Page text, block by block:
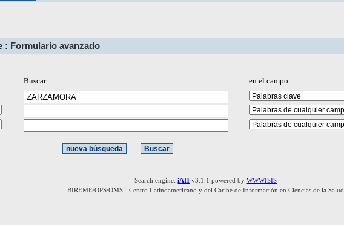
: Formulario avanzado
Buscar:
en el campo:
Search engine:iAH v3.1.1 powered byWWWISIS
BIREME/OPS/OMS - Centro Latinoamericano y del Caribe de Información en Ciencias de la Salud